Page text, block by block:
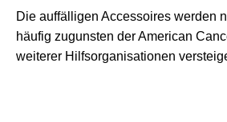
Die auffälligen Accessoires werden
häufig zugunsten derAmerican
weiterer Hilfsorganisationen